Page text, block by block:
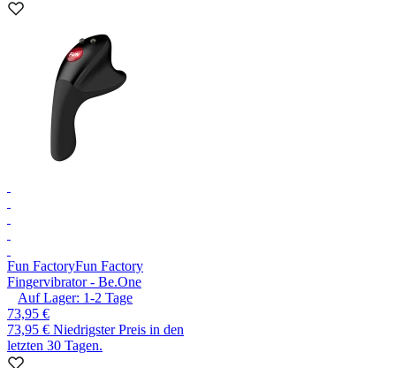
Fun FactoryFun Factory
Fingervibrator - Be.One
Auf Lager: 1-2 Tage
73,95 €
73,95 € Niedrigster Preis in den
letzten 30 Tagen.